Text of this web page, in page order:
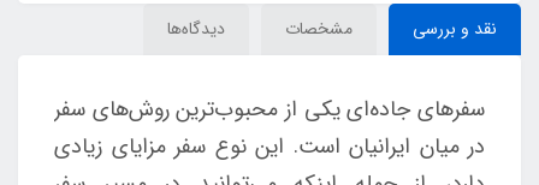
نقد و بررسی مشخصات دیدگاه‌ها
سفرهای جاده‌ای یکی از محبوب‌ترین روش‌های سفر
در میان ایرانیان است. این نوع سفر مزایای زیادی